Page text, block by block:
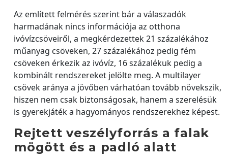
Az említett felmérés szerint bár a válaszadók
harmadának nincs információja az otthona
ivóvízcsöveiről, a megkérdezettek 21 százalékához
műanyag csöveken, 27 százalékához pedig fém
csöveken érkezik az ivóvíz, 16 százalékuk pedig a
kombinált rendszereket jelölte meg. A multilayer
csövek aránya a jövőben várhatóan tovább növekszik,
hiszen nem csak biztonságosak, hanem a szerelésük
is gyerekjáték a hagyományos rendszerekhez képest.
Rejtett veszélyforrás a falak
mögött és a padló alatt